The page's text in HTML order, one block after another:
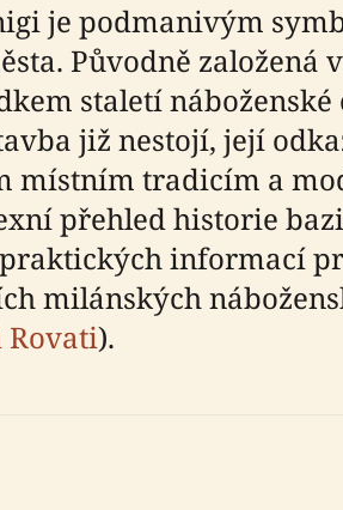
je podmanivým
Původně založená
staletí
již nestojí, její
místním tradicím a
přehled historie
informací
milánských
Rovati).